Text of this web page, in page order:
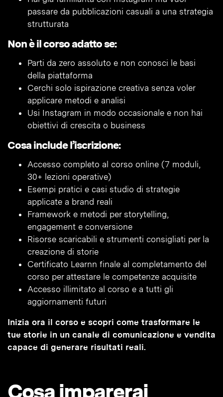
passare da pubblicazioni casuali a una strategia
strutturata
Non è il corso adatto se:
Parti da zero assoluto e non conosci le basi
della piattaforma
Cerchi solo ispirazione creativa senza voler
applicare metodi e analisi
Usi Instagram in modo occasionale e non hai
obiettivi di crescita o business
Cosa include l’iscrizione:
Accesso completo al corso online (7 moduli,
30+ lezioni operative)
Esempi pratici e casi studio di strategie
applicate a brand reali
Framework e metodi per storytelling,
engagement e conversione
Risorse scaricabili e strumenti consigliati per la
creazione di storie
Certificato Learnn finale al completamento del
corso per attestare le competenze acquisite
Accesso illimitato al corso e a tutti gli
aggiornamenti futuri
Inizia ora il corso e scopri come trasformare le
tue storie in un canale di comunicazione e vendita
capace di generare risultati reali.
Cosa imparerai